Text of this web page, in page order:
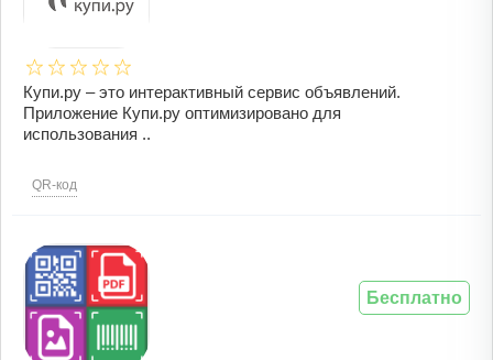
Купи.ру – это интерактивный сервис объявлений.
Приложение Купи.ру оптимизировано для
использования ..
QR-код
Бесплатно